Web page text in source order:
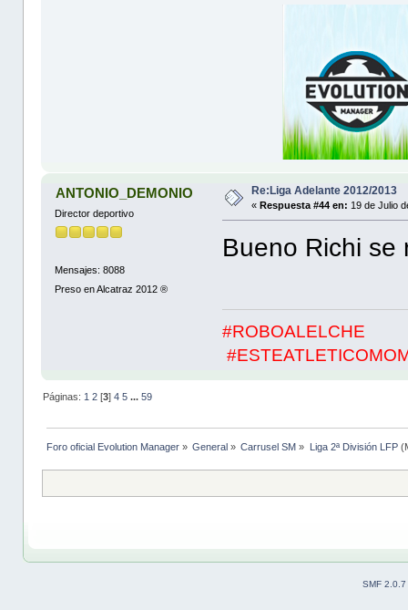
ANTONIO_DEMONIO
Director deportivo
Mensajes: 8088
Preso en Alcatraz 2012 ®
Re:Liga Adelante 2012/2013
« Respuesta #44 en: 19 de Julio
Bueno Richi se
#ROBOALELCHE
Páginas: 1 2[3] 4 5 ... 59
Foro oficial Evolution Manager» General » Carrusel SM » Liga 2ª División LFP
SMF 2.0.7